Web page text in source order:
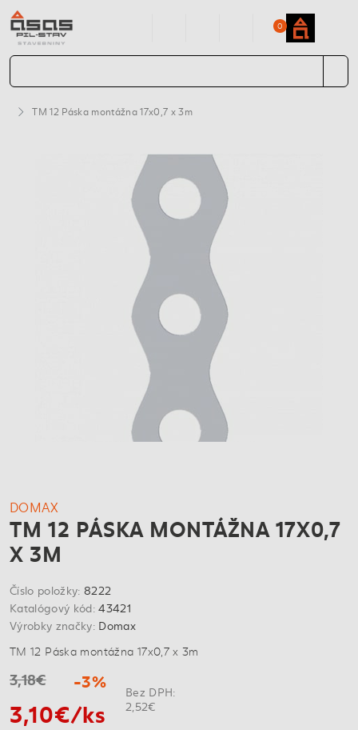
0
TM 12 Páska montážna 17x0,7 x 3m
DOMAX
TM 12 PÁSKA MONTÁŽNA 17X0,7
X 3M
Číslo položky: 8222
Katalógový kód:43421
Výrobky značky: Domax
TM 12 Páska montážna 17x0,7 x 3m
3,18€ -3%
3,10€/ks
Bez DPH:
2,52€